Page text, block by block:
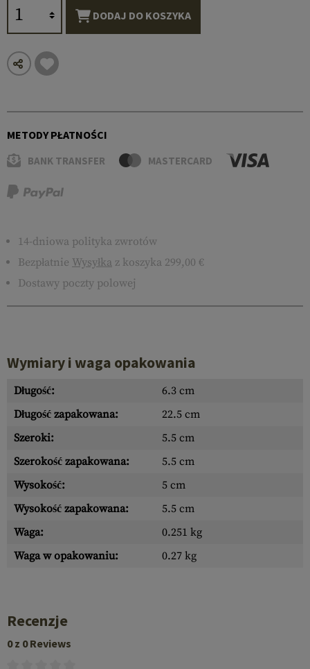
DODAJ DO KOSZYKA
METODY PŁATNOŚCI
BANK TRANSFER MASTERCARD
14-dniowa polityka zwrotów
Bezpłatnie Wysyłka z koszyka 299,00 €
Dostawy poczty polowej
Wymiary i waga opakowania
Długość:
6.3 cm
Długość zapakowana:
22.5 cm
Szeroki:
5.5 cm
Szerokość zapakowana:
5.5 cm
Wysokość:
5 cm
Wysokość zapakowana:
5.5 cm
Waga:
0.251 kg
Waga w opakowaniu:
0.27 kg
Recenzje
0 z 0 Reviews